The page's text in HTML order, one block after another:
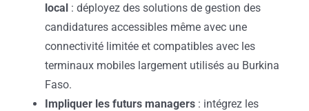
local : déployez des solutions de gestion des
candidatures accessibles même avec une
connectivité limitée et compatibles avec les
terminaux mobiles largement utilisés au Burkina
Faso.
Impliquer les futurs managers : intégrez les